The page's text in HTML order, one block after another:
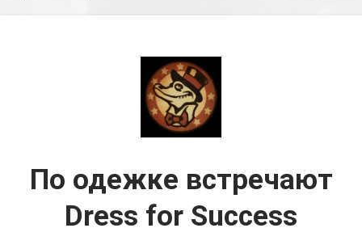
По одежке встречают
Dress for Success